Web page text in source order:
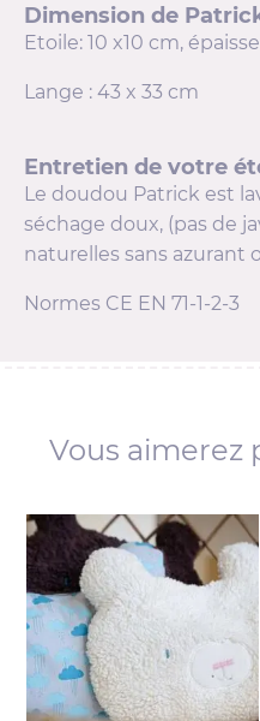
Dimension de
Etoile: 10 x10 cm,
Lange : 43 x 33 cm
Entretien de votre
Le doudou Patrick est
séchage doux, (pas de
naturelles sans azurant
Normes CE EN 71-1-2-3
Vous aimerez